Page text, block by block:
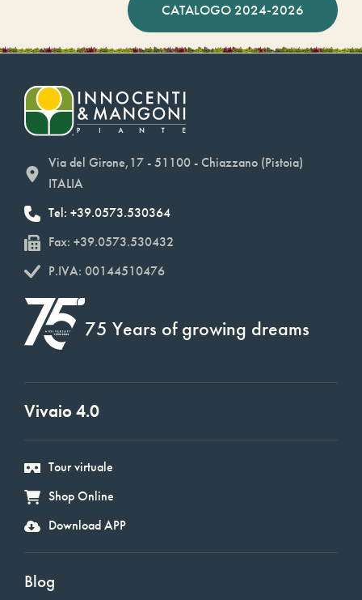
CATALOGO 2024-2026
Via del Girone,17 - 51100 - Chiazzano (Pistoia)
ITALIA
Tel: +39.0573.530364
Fax: +39.0573.530432
P.IVA: 00144510476
75 Years of growing dreams
Vivaio 4.0
Tour virtuale
Shop Online
Download APP
Blog